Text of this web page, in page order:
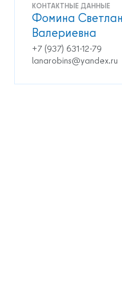
КОНТАКТНЫЕ ДАННЫЕ
Фомина
Валериевна
+7 (937) 631-12-79
lanarobins@yandex.ru